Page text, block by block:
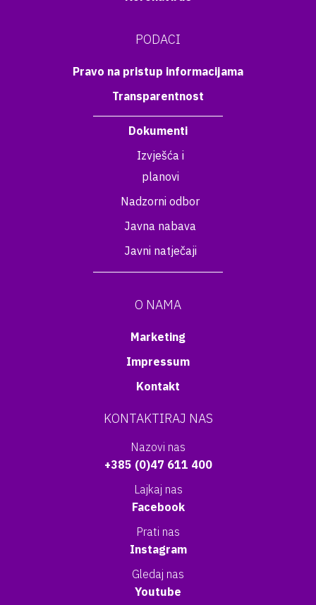
PODACI
Pravo na pristup informacijama
Transparentnost
Dokumenti
Izvješća i
planovi
Nadzorni odbor
Javna nabava
Javni natječaji
O NAMA
Marketing
Impressum
Kontakt
KONTAKTIRAJ NAS
Nazovi nas
+385 (0)47 611 400
Lajkaj nas
Facebook
Prati nas
Instagram
Gledaj nas
Youtube